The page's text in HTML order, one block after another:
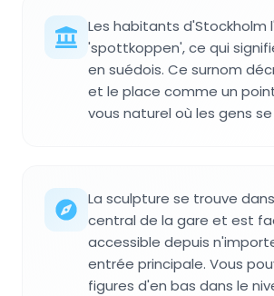
Les habitants d'Stockholm
'spottkoppen', ce qui
en suédois. Ce surnom
et le place comme un
vous naturel où les gens
La sculpture se trouve
central de la gare et est
accessible depuis
entrée principale. Vous
figures d'en bas dans le